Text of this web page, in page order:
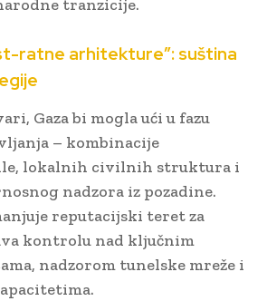
tranzicije.
ratne arhitekture”: suština
Gaza bi mogla ući u fazu
– kombinacije
lokalnih civilnih struktura i
nadzora iz pozadine.
reputacijski teret za
kontrolu nad ključnim
nadzorom tunelske mreže i